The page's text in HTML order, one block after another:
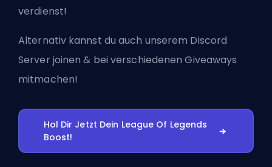
verdienst!
Alternativ kannst du auch unserem Discord
Server joinen & bei verschiedenen Giveaways
mitmachen!
Hol Dir Jetzt Dein League Of Legends
Boost!